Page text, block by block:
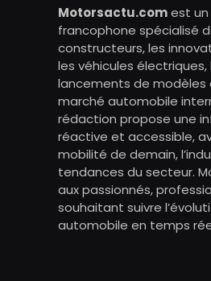
Motorsactu.comest
francophone spécialisé
constructeurs, les
les véhicules électriques,
lancements de modèles
marché automobile
rédaction propose une
réactive et accessible,
mobilité de demain,
tendances du secteur.
aux passionnés,
souhaitant suivre
automobile en temps